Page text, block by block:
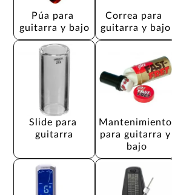
Púa para
guitarra y bajo
Correa para
guitarra y bajo
Slide para
guitarra
Mantenimiento
para guitarra y
bajo